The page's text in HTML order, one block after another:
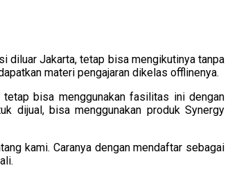
diluar Jakarta, tetap bisa mengikutinya tanpa
materi pengajaran dikelas offlinenya.
bisa menggunakan fasilitas ini dengan
dijual, bisa menggunakan produk Synergy
kami. Caranya dengan mendaftar sebagai